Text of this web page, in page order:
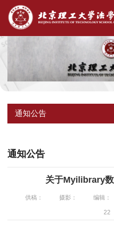
通知公告
通知公告
关于Myilibrary
供稿： 摄影： 编辑：
22